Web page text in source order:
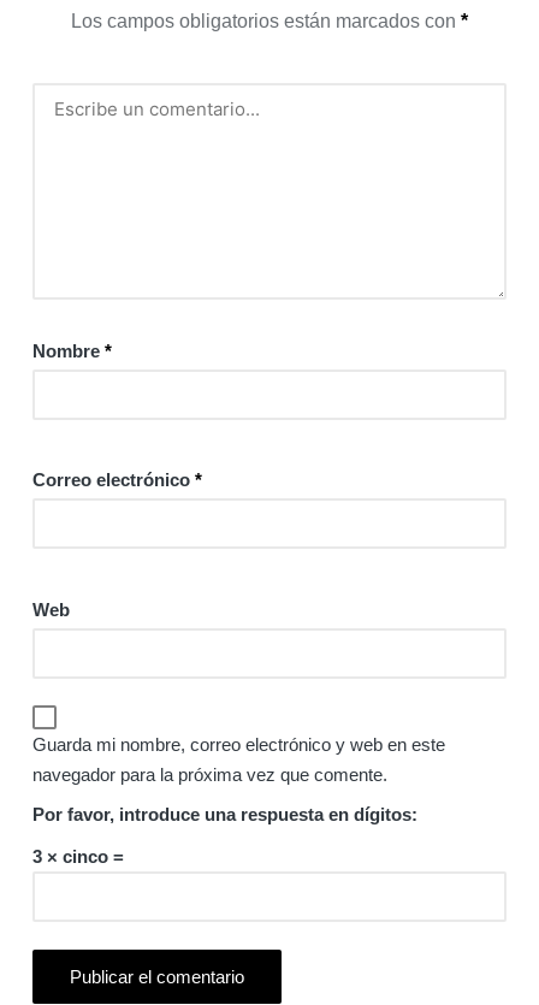
Los campos obligatorios están marcados con *
Nombre *
Correo electrónico *
Web
Guarda mi nombre, correo electrónico y web en este
navegador para la próxima vez que comente.
Por favor, introduce una respuesta en dígitos:
3 × cinco =